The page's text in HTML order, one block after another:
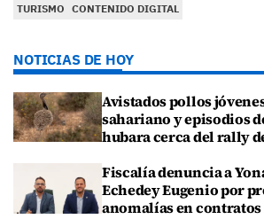
TURISMO CONTENIDO DIGITAL
NOTICIAS DE HOY
Avistados pollos
sahariano y episodios
hubara cerca del rally
Fiscalía denuncia a
Echedey Eugenio por
anomalías en